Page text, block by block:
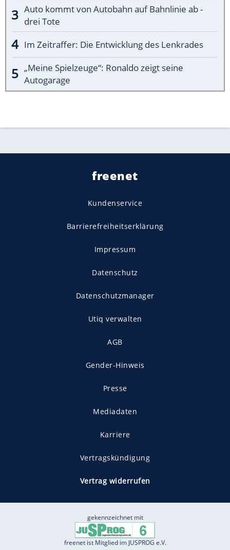
Auto kommt von Autobahn auf Bahnlinie ab -
drei Tote
Im Zeitraffer: Die Entwicklung des Lenkrades
„Meine Spielzeuge“: Ronaldo zeigt seine
Autogarage
freenet
Kundenservice
Barrierefreiheitserklärung
Impressum
Datenschutz
Datenschutzmanager
Utiq verwalten
AGB
Gender-Hinweis
Presse
Mediadaten
Karriere
Vertragskündigung
Vertrag widerrufen
gekennzeichnet mit
freenet ist Mitglied im JUSPROG e.V.